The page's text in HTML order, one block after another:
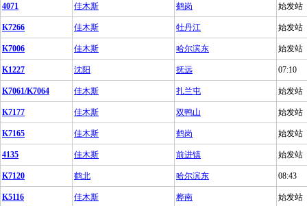
4071 佳木斯 鹤岗 始发站
K7266 佳木斯 牡丹江 始发站
K7006 佳木斯 哈尔滨东 始发站
K1227 沈阳 抚远 07:10
K7061/K7064 佳木斯 扎兰屯 始发站
K7177 佳木斯 双鸭山 始发站
K7165 佳木斯 鹤岗 始发站
4135 佳木斯 前进镇 始发站
K7120 鹤北 哈尔滨东 08:43
K5116 佳木斯 桦南 始发站